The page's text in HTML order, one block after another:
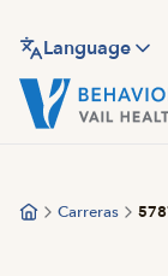
contenido
principal
Language
Carreras